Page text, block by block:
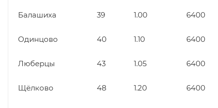
Балашиха 39 1.00 6400
Одинцово 40 1.10 6400
Люберцы 43 1.05 6400
Щёлково 48 1.20 6400